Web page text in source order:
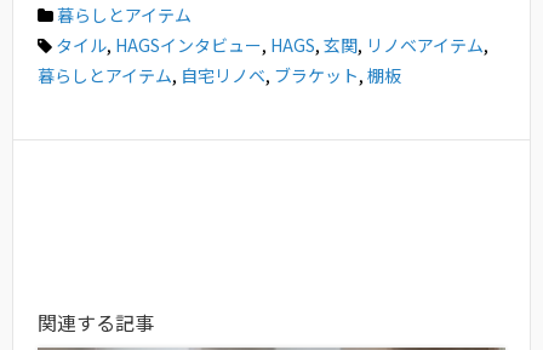
暮らしとアイテム
タイル, HAGSインタビュー, HAGS, 玄関, リノベアイテム,
暮らしとアイテム, 自宅リノベ, ブラケット, 棚板
関連する記事